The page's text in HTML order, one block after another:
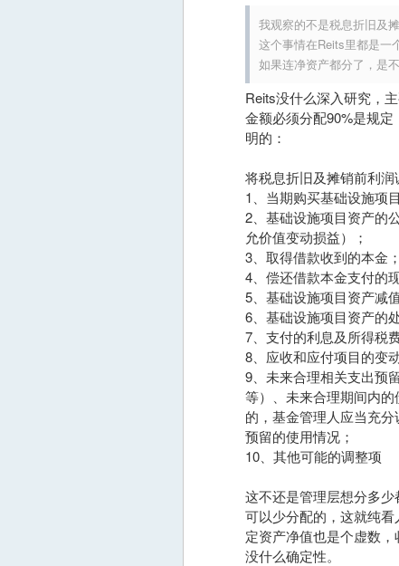
我观察的不是税息折旧及
这个事情在Reits里都是一
如果连净资产都分了，是
Reits没什么深入研究，
金额必须分配90%是规
明的：
将税息折旧及摊销前利
1、当期购买基础设施项
2、基础设施项目资产的
允价值变动损益）；
3、取得借款收到的本金；
4、偿还借款本金支付的
5、基础设施项目资产减
6、基础设施项目资产的
7、支付的利息及所得税
8、应收和应付项目的变
9、未来合理相关支出预
等）、未来合理期间内
的，基金管理人应当充
预留的使用情况；
10、其他可能的调整项
这不还是管理层想分多
可以少分配的，这就纯
定资产净值也是个虚数
没什么确定性。